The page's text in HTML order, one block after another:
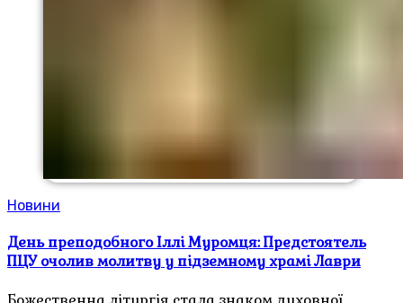
Новини
День преподобного Іллі Муромця: Предстоятель
ПЦУ очолив молитву у підземному храмі Лаври